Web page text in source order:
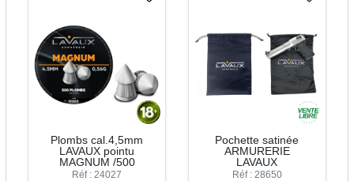
Plombs cal.4,5mm
LAVAUX pointu
MAGNUM /500
Réf : 24027
Pochette satinée
ARMURERIE
LAVAUX
Réf : 28650